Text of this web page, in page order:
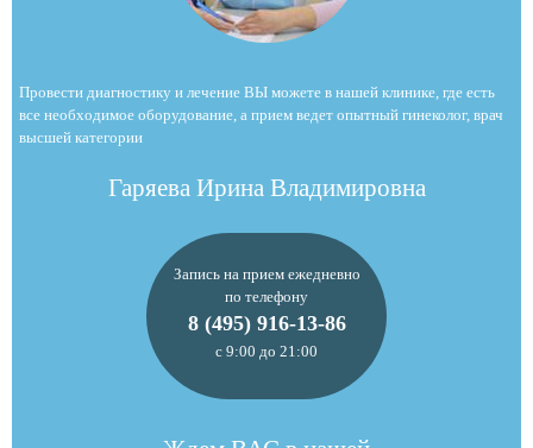
Провести диагностику и лечение ВЫ можете в нашей клинике, где есть
все необходимое оборудование, а прием ведет опытный гинеколог, врач
высшей категории
Гаряева Ирина Владимировна
Запись на прием ежедневно
по телефону
8 (495) 916-13-86
с 9:00 до 21:00